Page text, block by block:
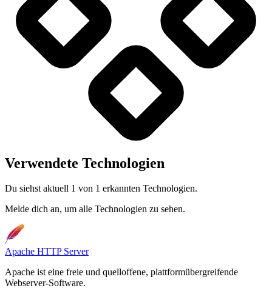
Verwendete Technologien
Du siehst aktuell 1 von 1 erkannten Technologien.
Melde dich an, um alle Technologien zu sehen.
Apache HTTP Server
Apache ist eine freie und quelloffene, plattformübergreifende
Webserver-Software.